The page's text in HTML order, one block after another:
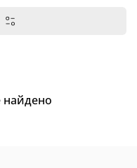
найдено